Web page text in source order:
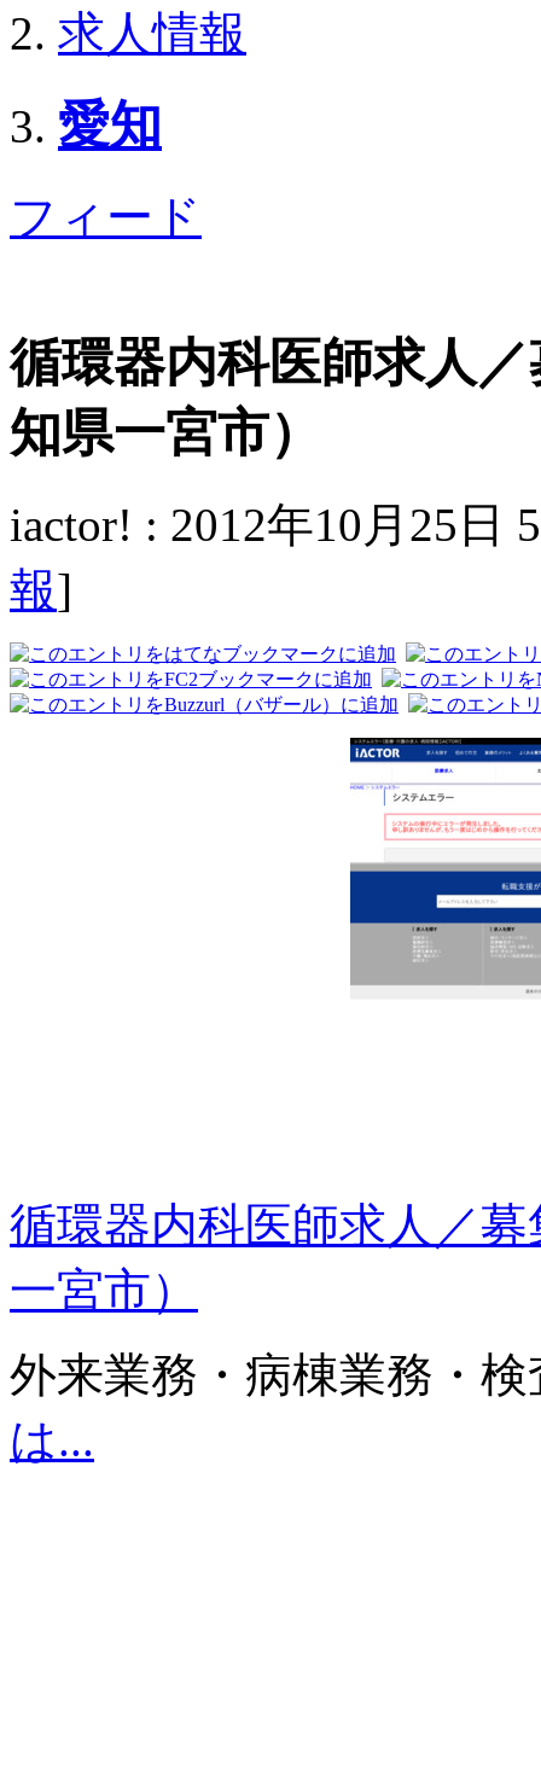
求人情報
愛知
フィード
循環器内科医師求人
知県一宮市）
iactor! : 2012年10月25日
報]
循環器内科医師求人／
一宮市）
外来業務・病棟業務・
は...